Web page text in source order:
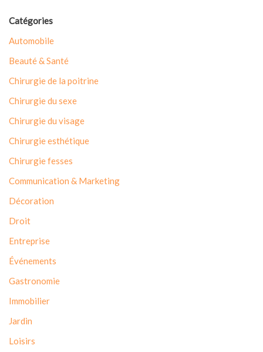
Catégories
Automobile
Beauté & Santé
Chirurgie de la poitrine
Chirurgie du sexe
Chirurgie du visage
Chirurgie esthétique
Chirurgie fesses
Communication & Marketing
Décoration
Droit
Entreprise
Événements
Gastronomie
Immobilier
Jardin
Loisirs